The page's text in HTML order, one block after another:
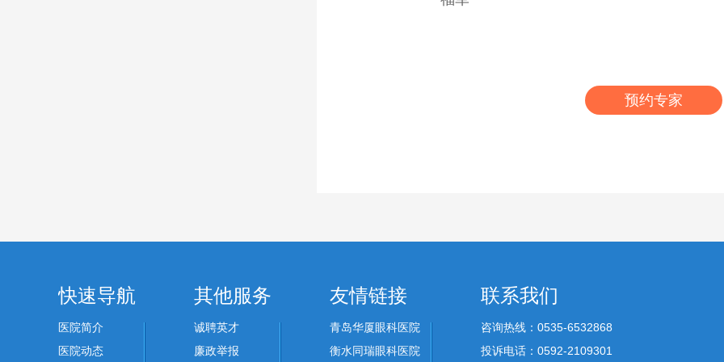
预约专家
快速导航
医院简介
医院动态
其他服务
诚聘英才
廉政举报
友情链接
青岛华厦眼科医院
衡水同瑞眼科医院
联系我们
咨询热线：0535-6532868
投诉电话：0592-2109301